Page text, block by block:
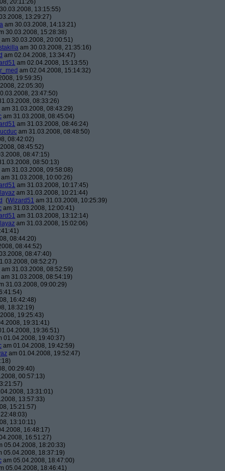
20:11:26)
13:15:55)
13:29:27)
am 30.03.2008, 14:13:21)
30.03.2008, 15:28:38)
am 30.03.2008, 20:00:51)
am 30.03.2008, 21:35:16)
am 02.04.2008, 13:34:47)
am 02.04.2008, 15:13:55)
am 02.04.2008, 15:14:32)
19:59:35)
22:05:30)
23:47:50)
08:33:26)
am 31.03.2008, 08:43:29)
am 31.03.2008, 08:45:04)
am 31.03.2008, 08:46:24)
am 31.03.2008, 08:48:50)
08:42:02)
08:45:52)
08:47:15)
08:50:13)
am 31.03.2008, 09:58:08)
am 31.03.2008, 10:00:26)
am 31.03.2008, 10:17:45)
am 31.03.2008, 10:21:44)
(Wizard51 am 31.03.2008, 10:25:39)
am 31.03.2008, 12:00:41)
am 31.03.2008, 13:12:14)
am 31.03.2008, 15:02:06)
08:44:20)
08:44:52)
08:47:40)
08:52:27)
am 31.03.2008, 08:52:59)
am 31.03.2008, 08:54:19)
31.03.2008, 09:00:29)
16:42:48)
18:32:19)
19:25:43)
19:31:41)
19:36:51)
01.04.2008, 19:40:37)
am 01.04.2008, 19:42:59)
am 01.04.2008, 19:52:47)
00:29:40)
00:57:13)
13:31:01)
13:57:33)
15:21:57)
13:10:11)
16:48:17)
16:51:27)
05.04.2008, 18:20:33)
05.04.2008, 18:37:19)
am 05.04.2008, 18:47:00)
05.04.2008, 18:46:41)